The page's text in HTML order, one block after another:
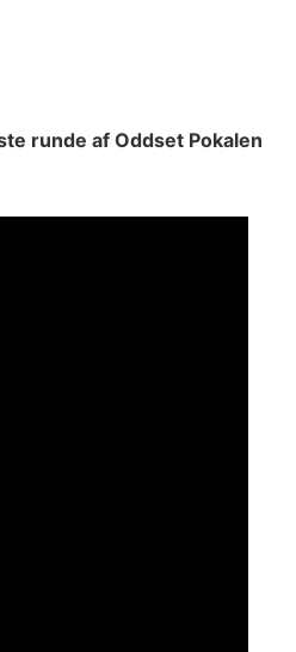
runde af Oddset Pokalen